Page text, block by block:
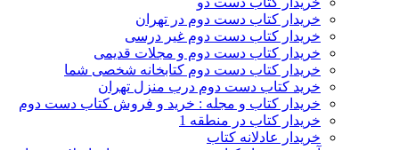
خریدار کتاب دست دوم در تهران
خریدار کتاب دست دوم غیر درسی
خریدار کتاب دست دوم و مجلات قدیمی
خریدار کتاب دست دوم کتابخانه شخصی شما
خرید کتاب دست دوم درب منزل تهران
خریدار کتاب و مجله : خرید و فروش کتاب دست دوم
خریدار کتاب در منطقه 1
خریدار عادلانه کتاب